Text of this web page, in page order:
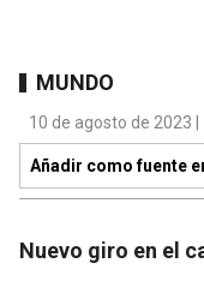
MUNDO
10 de agosto de 2023
Añadir como fuente
Nuevo giro en el